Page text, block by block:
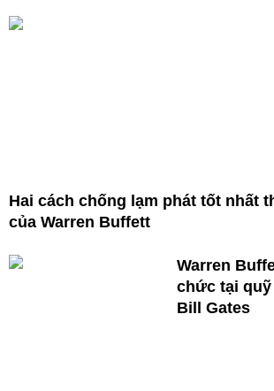
Hai cách chống lạm phát tốt nhất
của Warren Buffett
Warren
chức tại
Bill Gates